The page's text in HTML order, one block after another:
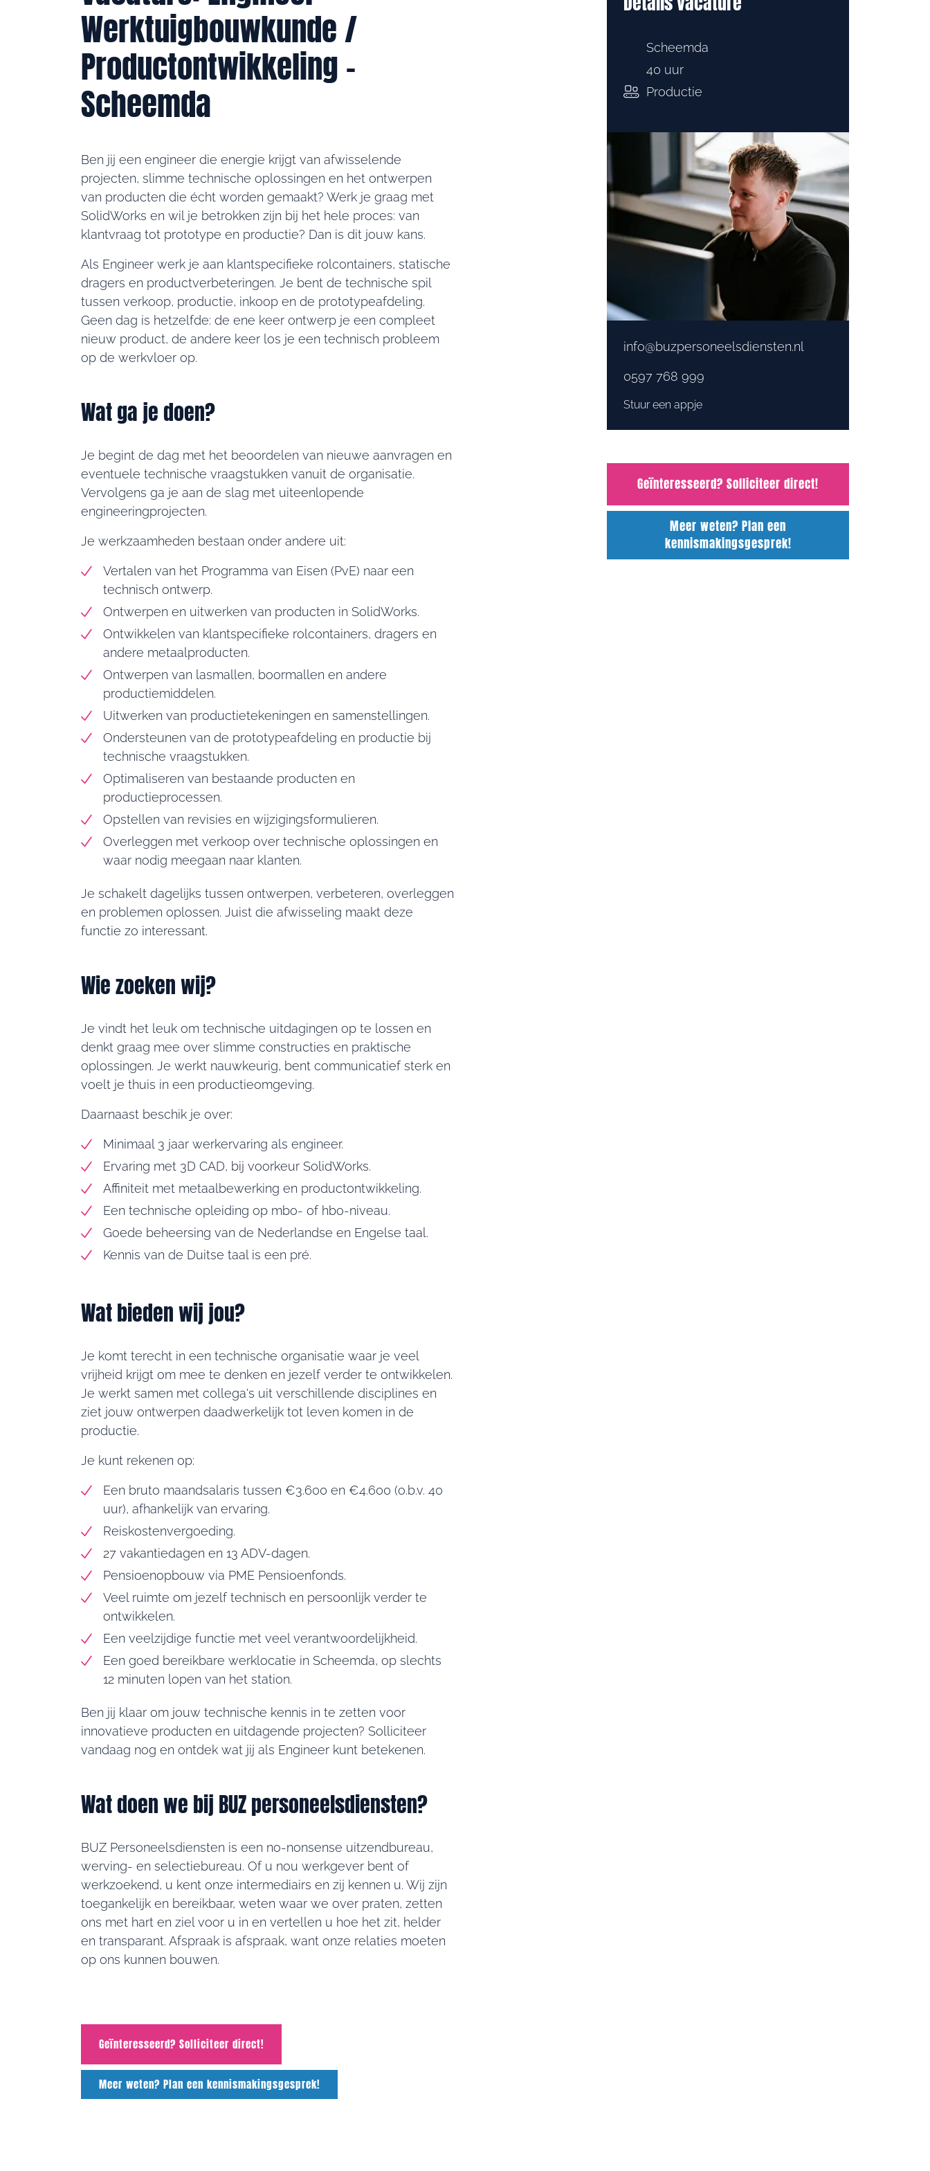
Werktuigbouwkunde /
Productontwikkeling –
Scheemda
Ben jij een engineer die energie krijgt van afwisselende
projecten, slimme technische oplossingen en het ontwerpen
van producten die écht worden gemaakt? Werk je graag met
SolidWorks en wil je betrokken zijn bij het hele proces: van
klantvraag tot prototype en productie? Dan is dit jouw kans.
Als Engineer werk je aan klantspecifieke rolcontainers, statische
dragers en productverbeteringen. Je bent de technische spil
tussen verkoop, productie, inkoop en de prototypeafdeling.
Geen dag is hetzelfde: de ene keer ontwerp je een compleet
nieuw product, de andere keer los je een technisch probleem
op de werkvloer op.
Wat ga je doen?
Je begint de dag met het beoordelen van nieuwe aanvragen en
eventuele technische vraagstukken vanuit de organisatie.
Vervolgens ga je aan de slag met uiteenlopende
engineeringprojecten.
Je werkzaamheden bestaan onder andere uit:
Vertalen van het Programma van Eisen (PvE) naar een
technisch ontwerp.
Ontwerpen en uitwerken van producten in SolidWorks.
Ontwikkelen van klantspecifieke rolcontainers, dragers en
andere metaalproducten.
Ontwerpen van lasmallen, boormallen en andere
productiemiddelen.
Uitwerken van productietekeningen en samenstellingen.
Ondersteunen van de prototypeafdeling en productie bij
technische vraagstukken.
Optimaliseren van bestaande producten en
productieprocessen.
Opstellen van revisies en wijzigingsformulieren.
Overleggen met verkoop over technische oplossingen en
waar nodig meegaan naar klanten.
Je schakelt dagelijks tussen ontwerpen, verbeteren, overleggen
en problemen oplossen. Juist die afwisseling maakt deze
functie zo interessant.
Wie zoeken wij?
Je vindt het leuk om technische uitdagingen op te lossen en
denkt graag mee over slimme constructies en praktische
oplossingen. Je werkt nauwkeurig, bent communicatief sterk en
voelt je thuis in een productieomgeving.
Daarnaast beschik je over:
Minimaal 3 jaar werkervaring als engineer.
Ervaring met 3D CAD, bij voorkeur SolidWorks.
Affiniteit met metaalbewerking en productontwikkeling.
Een technische opleiding op mbo- of hbo-niveau.
Goede beheersing van de Nederlandse en Engelse taal.
Kennis van de Duitse taal is een pré.
Wat bieden wij jou?
Je komt terecht in een technische organisatie waar je veel
vrijheid krijgt om mee te denken en jezelf verder te ontwikkelen.
Je werkt samen met collega's uit verschillende disciplines en
ziet jouw ontwerpen daadwerkelijk tot leven komen in de
productie.
Je kunt rekenen op:
Een bruto maandsalaris tussen €3.600 en €4.600 (o.b.v. 40
uur), afhankelijk van ervaring.
Reiskostenvergoeding.
27 vakantiedagen en 13 ADV-dagen.
Pensioenopbouw via PME Pensioenfonds.
Veel ruimte om jezelf technisch en persoonlijk verder te
ontwikkelen.
Een veelzijdige functie met veel verantwoordelijkheid.
Een goed bereikbare werklocatie in Scheemda, op slechts
12 minuten lopen van het station.
Ben jij klaar om jouw technische kennis in te zetten voor
innovatieve producten en uitdagende projecten? Solliciteer
vandaag nog en ontdek wat jij als Engineer kunt betekenen.
Wat doen we bij BUZ personeelsdiensten?
BUZ Personeelsdiensten is een no-nonsense uitzendbureau,
werving- en selectiebureau. Of u nou werkgever bent of
werkzoekend, u kent onze intermediairs en zij kennen u. Wij zijn
toegankelijk en bereikbaar, weten waar we over praten, zetten
ons met hart en ziel voor u in en vertellen u hoe het zit, helder
en transparant. Afspraak is afspraak, want onze relaties moeten
op ons kunnen bouwen.
Geïnteresseerd? Solliciteer direct!
Meer weten? Plan een kennismakingsgesprek!
Scheemda
40 uur
Productie
info@buzpersoneelsdiensten.nl
0597 768 999
Stuur een appje
Geïnteresseerd? Solliciteer direct!
Meer weten? Plan een
kennismakingsgesprek!